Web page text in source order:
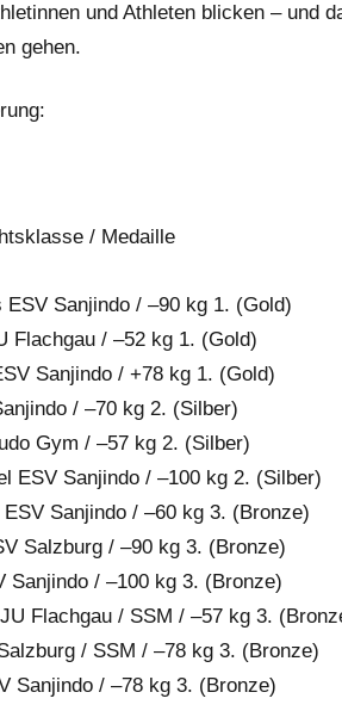
und Athleten blicken – und
gehen.
/ Medaille
ESV Sanjindo / –90 kg 1. (Gold)
Flachgau / –52 kg 1. (Gold)
Sanjindo / +78 kg 1. (Gold)
/ –70 kg 2. (Silber)
Gym / –57 kg 2. (Silber)
ESV Sanjindo / –100 kg 2. (Silber)
Sanjindo / –60 kg 3. (Bronze)
Salzburg / –90 kg 3. (Bronze)
Sanjindo / –100 kg 3. (Bronze)
Flachgau / SSM / –57 kg 3.
/ SSM / –78 kg 3. (Bronze)
Sanjindo / –78 kg 3. (Bronze)